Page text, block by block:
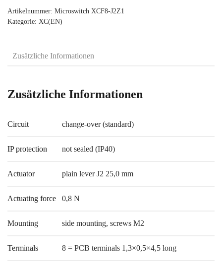
Artikelnummer: Microswitch XCF8-J2Z1
Kategorie: XC(EN)
Zusätzliche Informationen
Zusätzliche Informationen
Circuit change-over (standard)
IP protection not sealed (IP40)
Actuator plain lever J2 25,0 mm
Actuating force 0,8 N
Mounting side mounting, screws M2
Terminals 8 = PCB terminals 1,3×0,5×4,5 long